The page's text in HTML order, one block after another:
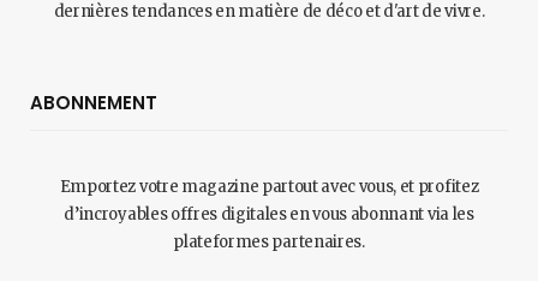
dernières tendances en matière de déco et d'art de vivre.
ABONNEMENT
Emportez votre magazine partout avec vous, et profitez
d’incroyables offres digitales en vous abonnant via les
plateformes partenaires.